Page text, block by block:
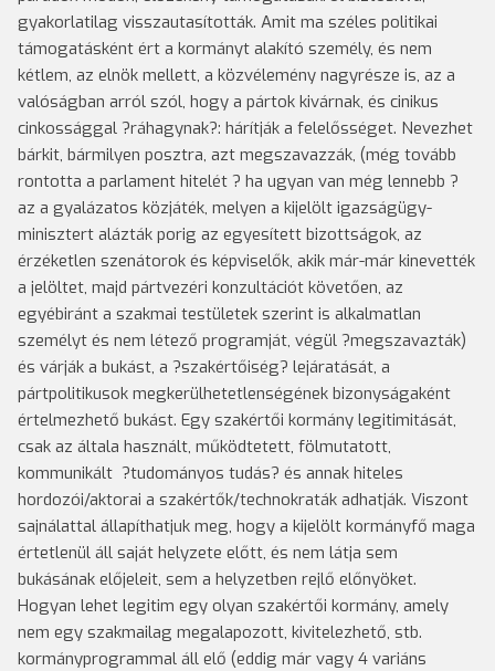
gyakorlatilag visszautasították. Amit ma széles politikai
támogatásként ért a kormányt alakító személy, és nem
kétlem, az elnök mellett, a közvélemény nagyrésze is, az a
valóságban arról szól, hogy a pártok kivárnak, és cinikus
cinkossággal ?ráhagynak?: hárítják a felelősséget. Nevezhet
bárkit, bármilyen posztra, azt megszavazzák, (még tovább
rontotta a parlament hitelét ? ha ugyan van még lennebb ?
az a gyalázatos közjáték, melyen a kijelölt igazságügy-
minisztert alázták porig az egyesített bizottságok, az
érzéketlen szenátorok és képviselők, akik már-már kinevették
a jelöltet, majd pártvezéri konzultációt követően, az
egyébiránt a szakmai testületek szerint is alkalmatlan
személyt és nem létező programját, végül ?megszavazták)
és várják a bukást, a ?szakértőiség? lejáratását, a
pártpolitikusok megkerülhetetlenségének bizonyságaként
értelmezhető bukást. Egy szakértői kormány legitimitását,
csak az általa használt, működtetett, fölmutatott,
kommunikált ?tudományos tudás? és annak hiteles
hordozói/aktorai a szakértők/technokraták adhatják. Viszont
sajnálattal állapíthatjuk meg, hogy a kijelölt kormányfő maga
értetlenül áll saját helyzete előtt, és nem látja sem
bukásának előjeleit, sem a helyzetben rejlő előnyöket.
Hogyan lehet legitim egy olyan szakértői kormány, amely
nem egy szakmailag megalapozott, kivitelezhető, stb.
kormányprogrammal áll elő (eddig már vagy 4 variáns